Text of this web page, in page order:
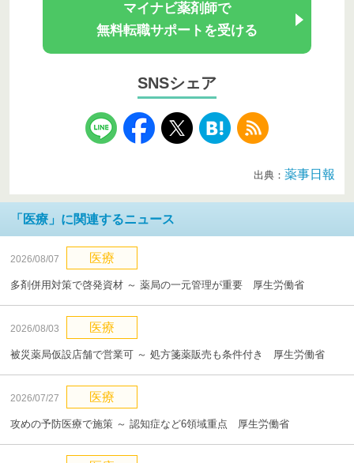
マイナビ薬剤師で
無料転職サポートを受ける
SNSシェア
出典： 薬事日報
「医療」に関連するニュース
2026/08/07 医療
多剤併用対策で啓発資材 ～ 薬局の一元管理が重要 厚生労働省
2026/08/03 医療
被災薬局仮設店舗で営業可 ～ 処方箋薬販売も条件付き 厚生労働省
2026/07/27 医療
攻めの予防医療で施策 ～ 認知症など6領域重点 厚生労働省